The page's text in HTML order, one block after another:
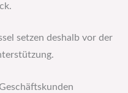
setzen deshalb vor der